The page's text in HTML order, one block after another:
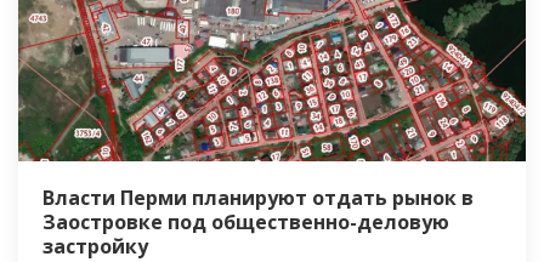
Власти Перми планируют отдать рынок в
Заостровке под общественно-деловую
застройку